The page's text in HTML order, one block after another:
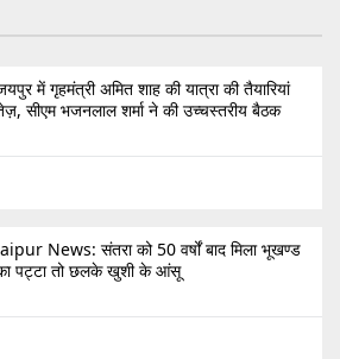
में गृहमंत्री अमित शाह की यात्रा की तैयारियां
सीएम भजनलाल शर्मा ने की उच्चस्तरीय बैठक
News: संतरा को 50 वर्षों बाद मिला भूखण्ड
पट्टा तो छलके खुशी के आंसू